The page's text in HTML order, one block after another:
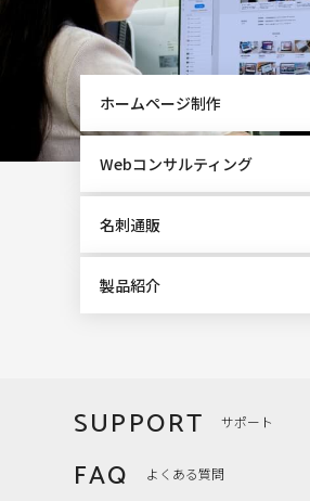
ホームページ制作
Webコンサルティング
名刺通販
製品紹介
SUPPORT サポート
FAQ よくある質問